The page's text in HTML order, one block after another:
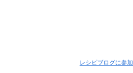
レシピブログに参